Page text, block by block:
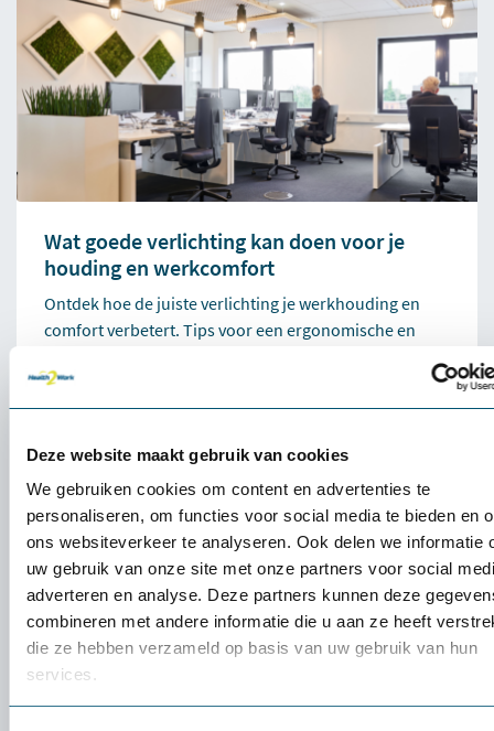
Deze website maakt gebruik van cookies
We gebruiken cookies om content en advertenties te
personaliseren, om functies voor social media te bieden en
ons websiteverkeer te analyseren. Ook delen we informatie
uw gebruik van onze site met onze partners voor social
adverteren en analyse. Deze partners kunnen deze
combineren met andere informatie die u aan ze heeft
die ze hebben verzameld op basis van uw gebruik van hun
services.
Wat goede verlichting kan doen voor je
houding en werkcomfort
Ontdek hoe de juiste verlichting je werkhouding en
comfort verbetert. Tips voor een ergonomische en
3 min